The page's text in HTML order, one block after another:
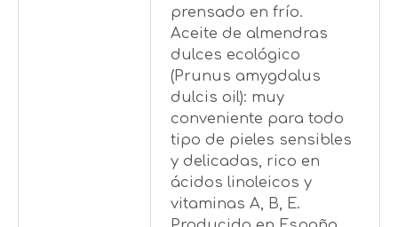
prensado en frío.
Aceite de almendras
dulces ecológico
(Prunus amygdalus
dulcis oil): muy
conveniente para todo
tipo de pieles sensibles
y delicadas, rico en
ácidos linoleicos y
vitaminas A, B, E.